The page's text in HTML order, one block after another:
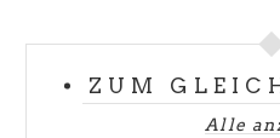
ZUM
Alle